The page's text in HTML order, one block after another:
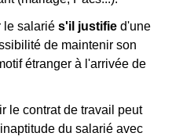
le salarié s'il justifie d'une
de maintenir son
étranger à l'arrivée de
le contrat de travail peut
du salarié avec